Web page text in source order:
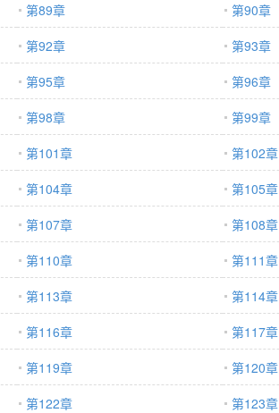
第89章
第90章
第92章
第93章
第95章
第96章
第98章
第99章
第101章
第102章
第104章
第105章
第107章
第108章
第110章
第111章
第113章
第114章
第116章
第117章
第119章
第120章
第122章
第123章